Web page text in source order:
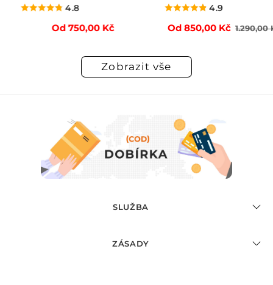
shromažďovací podprsenka
4.8
Běžná
Od 750,00 Kč
4.9
Od 850,00 Kč Běžná
1.290,00
Zobrazit vše
SLUŽBA
ZÁSADY